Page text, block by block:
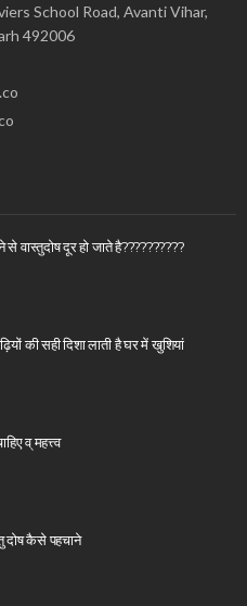
School Road, Avanti Vihar,
492006
से वास्तुदोष दूर हो जाते है??????????
की सही दिशा लाती है घर में खुशियां
व् महत्त्व
दोष कैसे पहचाने